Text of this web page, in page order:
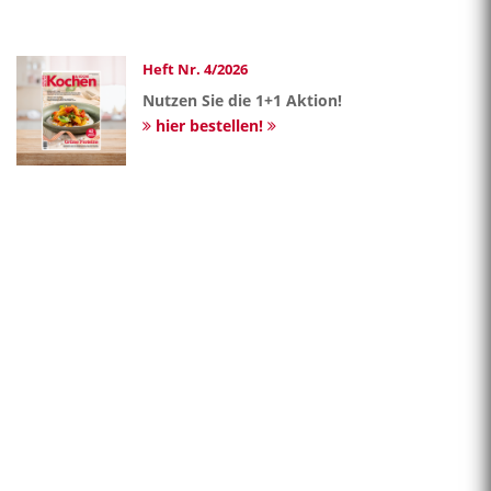
Heft Nr. 4/2026
Nutzen Sie die 1+1 Aktion!
hier bestellen!